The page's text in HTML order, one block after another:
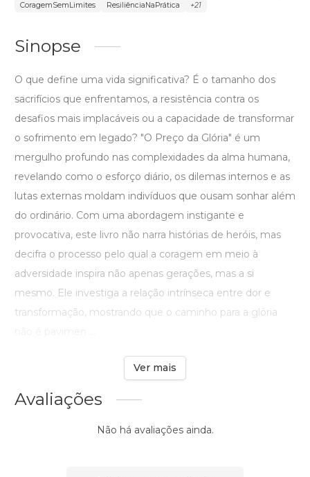
CoragemSemLimites
ResiliênciaNaPrática +21
Sinopse
O que define uma vida significativa? É o tamanho dos
sacrifícios que enfrentamos, a resistência contra os
desafios mais implacáveis ou a capacidade de transformar
o sofrimento em legado? "O Preço da Glória" é um
mergulho profundo nas complexidades da alma humana,
revelando como o esforço diário, os dilemas internos e as
lutas externas moldam indivíduos que ousam sonhar além
do ordinário. Com uma abordagem instigante e
provocativa, este livro não narra histórias de heróis, mas
decifra o processo pelo qual a coragem em meio à
adversidade inspira não apenas gerações, mas a si
mesmo. Ele investiga a relação intrínseca entre dor e
transformação, mostrando que o caminho para a glória
Ver mais
Avaliações
Não há avaliações ainda.